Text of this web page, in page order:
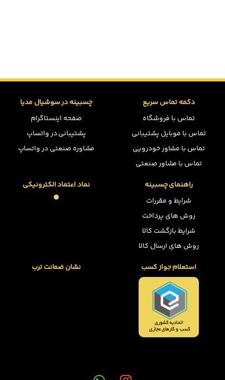
دکمه تماس سریع
تماس با فروشگاه
تماس با موبایل پشتیبانی
تماس با مشاور خودرویی
تماس با مشاور صنعتی
چسبینه در سوشیال مدیا
صفحه اینستاگرام
پشتیبانی در واتساپ
مشاوره صنعتی در واتساپ
راهنمای چسبینه
شرایط و مقررات
روش های پرداخت
شرایط بازگشت کالا
روش های ارسال کالا
نماد اعتماد الکترونیکی
استعلام جواز کسب نشان ضمانت ترب